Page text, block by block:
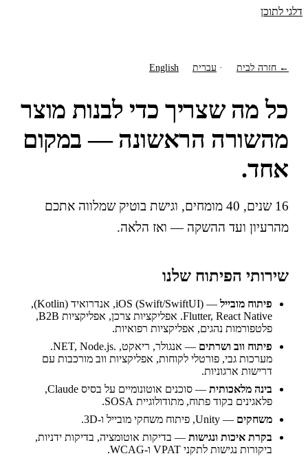
דלגי לתוכן
← חזרה לבית · עברית English
כל מה שצריך כדי לבנות מוצר
מהשורה הראשונה — במקום
אחד.
16 שנים, 40 מומחים, וגישת בוטיק שמלווה אתכם
מהרעיון ועד ההשקה — ואז הלאה.
שירותי הפיתוח שלנו
פיתוח מובייל
— iOS (Swift/SwiftUI), אנדרואיד (Kotlin),
Flutter, React Native. אפליקציות צרכן, אפליקציות B2B,
פלטפורמות נהגים, אפליקציות רפואיות.
פיתוח ווב ושרתים
— אנגולר, ריאקט, .NET, Node.js.
מערכות גבי, פורטלי לקוחות, אפליקציות ווב מורכבות עם
דרישות ארגוניות.
בינה מלאכותית
— סוכנים אוטונומיים על בסיס Claude,
פלאגינים בקוד פתוח, מתודולוגיית SOSA.
משחקים — Unity, פיתוח משחקי מובייל ו-3D.
בקרת איכות ונגישות — בדיקות אוטומציה, בדיקות ידניות,
ביקורות נגישות לתקני VPAT ו-WCAG.